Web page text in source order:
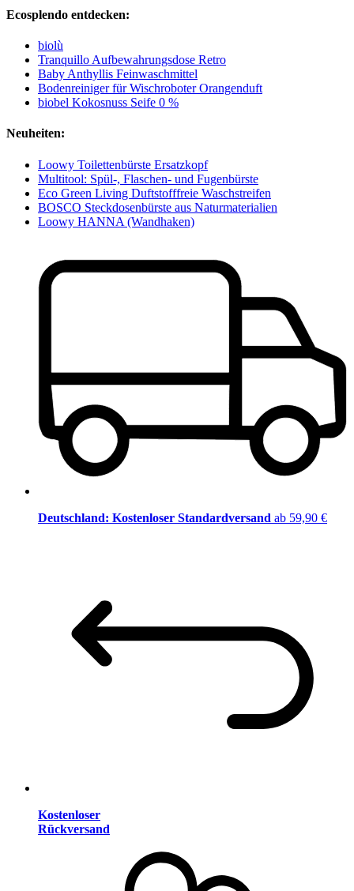
Ecosplendo entdecken:
biolù
Tranquillo Aufbewahrungsdose Retro
Baby Anthyllis Feinwaschmittel
Bodenreiniger für Wischroboter Orangenduft
biobel Kokosnuss Seife 0 %
Neuheiten:
Loowy Toilettenbürste Ersatzkopf
Multitool: Spül-, Flaschen- und Fugenbürste
Eco Green Living Duftstofffreie Waschstreifen
BOSCO Steckdosenbürste aus Naturmaterialien
Loowy HANNA (Wandhaken)
Deutschland: Kostenloser Standardversand ab 59,90 €
Kostenloser
Rückversand